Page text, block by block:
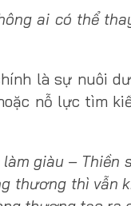
ai có thể
là sự nuôi
nỗ lực tìm
giàu –
thương thì vẫn